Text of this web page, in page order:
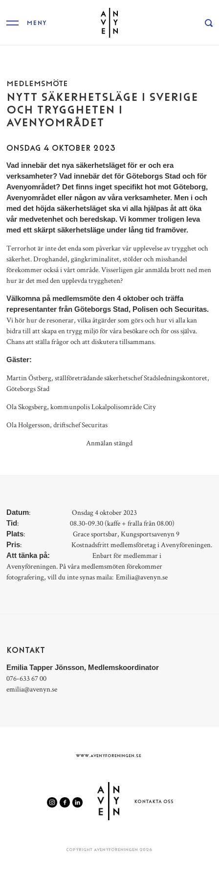
MENY
MEDLEMSMÖTE
NYTT SÄKERHETSLÄGE I SVERIGE
OCH TRYGGHETEN I
AVENYOMRÅDET
ONSDAG 4 OKTOBER 2023
Vad innebär det nya säkerhetsläget för er och era
verksamheter? Vad innebär det för Göteborgs Stad och för
Avenyområdet? Det finns inget specifikt hot mot Göteborg,
Avenyområdet eller någon av våra verksamheter. Men i och
med det höjda säkerhetsläget ska vi alla hjälpas åt att öka
vår medvetenhet och beredskap. Vi kommer troligen leva
med ett skärpt säkerhetsläge under lång tid framöver.
Terrorhot är inte det enda som påverkar vår upplevelse av trygghet och
säkerhet. Droghandel, gängkriminalitet, stölder och misshandel
förekommer också i vårt område. Visserligen går anmälda brott ned men
hur är det med den upplevda tryggheten?
Välkomna på medlemsmöte den 4 oktober och träffa
representanter från Göteborgs Stad, Polisen och Securitas.
Vi hör hur de resonerar, vilka åtgärder som görs och hur vi alla kan
bidra till att skapa en trygg miljö för våra besökare och för oss själva.
Chans att ställa frågor och att diskutera tillsammans.
Gäster:
Martin Östberg, ställföreträdande säkerhetschef Stadsledningskontoret,
Göteborgs Stad
Ola Skogsberg, kommunpolis Lokalpolisområde City
Ola Holgersson, driftschef Securitas
Anmälan stängd
Datum: Onsdag 4 oktober 2023
Tid: 08.30-09.30 (kaffe + fralla från 08.00)
Plats: Grace sportsbar, Kungsportsavenyn 9
Pris: Kostnadsfritt medlemsföretag i Avenyföreningen.
Att tänka på:
Enbart för medlemmar i
Avenyföreningen. På våra medlemsmöten förekommer
fotografering, vill du inte synas maila:Emilia@avenyn.se
KONTAKT
Emilia Tapper Jönsson, Medlemskoordinator
076-633 67 00
emilia@avenyn.se
WWW.AVENYFORENINGEN.SE
KONTAKTA OSS
COPYRIGHT AVENYFÖRENINGEN 2026